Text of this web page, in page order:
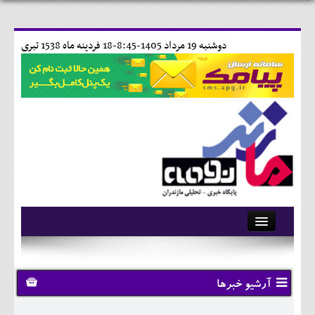
18 فردينه ماه 1538 تبری دوشنبه 19 مرداد 1405-8:45-
آرشیو
تماس با ما
وبلاگ
آرشیو خبرها